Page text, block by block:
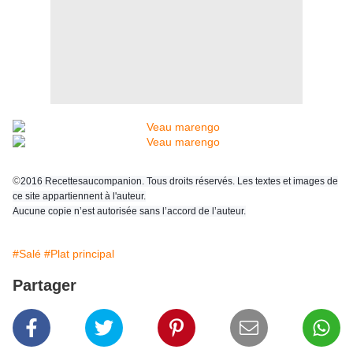
©2016 Recettesaucompanion. Tous droits réservés. Les textes et images de
ce site appartiennent à l'auteur.
Aucune copie n’est autorisée sans l’accord de l’auteur.
#Salé #Plat principal
Partager